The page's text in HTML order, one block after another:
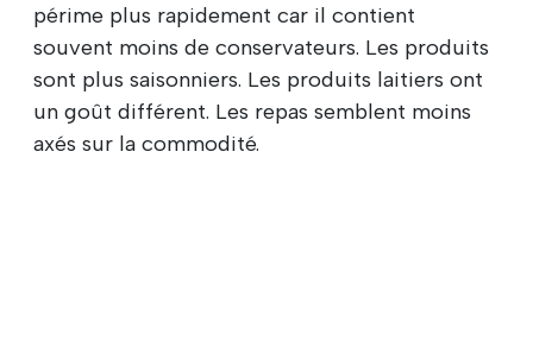
périme plus rapidement car il contient
souvent moins de conservateurs. Les produits
sont plus saisonniers. Les produits laitiers ont
un goût différent. Les repas semblent moins
axés sur la commodité.